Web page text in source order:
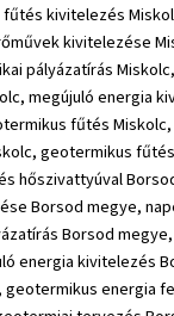
kivitelezés
kivitelezése
pályázatírás
megújuló energia
fűtés
geotermikus
hőszivattyúval
Borsod megye,
Borsod
energia
energia